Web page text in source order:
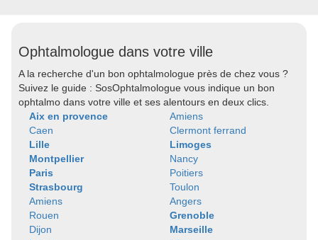
Ophtalmologue dans votre ville
A la recherche d'un bon ophtalmologue près de chez vous ?
Suivez le guide : SosOphtalmologue vous indique un bon
ophtalmo dans votre ville et ses alentours en deux clics.
Aix en provence
Caen
Lille
Montpellier
Paris
Strasbourg
Amiens
Amiens
Clermont ferrand
Limoges
Nancy
Poitiers
Toulon
Angers
Rouen
Dijon
Grenoble
Marseille